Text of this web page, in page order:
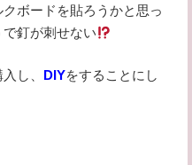
ボードを貼ろうかと思っ
釘が刺せない
し、 DIYをすることにし